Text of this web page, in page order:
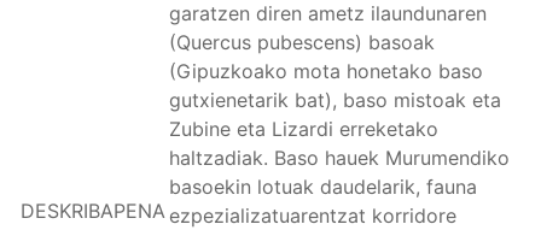
DESKRIBAPENA
garatzen diren ametz ilaundunaren
(Quercus pubescens) basoak
(Gipuzkoako mota honetako baso
gutxienetarik bat), baso mistoak eta
Zubine eta Lizardi erreketako
haltzadiak. Baso hauek Murumendiko
basoekin lotuak daudelarik, fauna
ezpezializatuarentzat korridore